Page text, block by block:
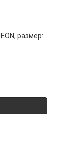
размер: